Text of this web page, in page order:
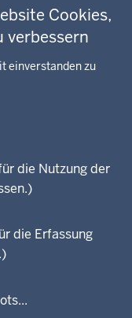
Cookies,
verbessern
einverstanden zu
die Nutzung der
die Erfassung